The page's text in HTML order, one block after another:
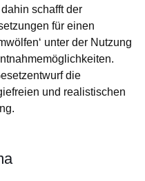
schafft der
für einen
unter der Nutzung
die
und realistischen